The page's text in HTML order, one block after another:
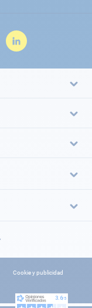
Cookie y publicidad